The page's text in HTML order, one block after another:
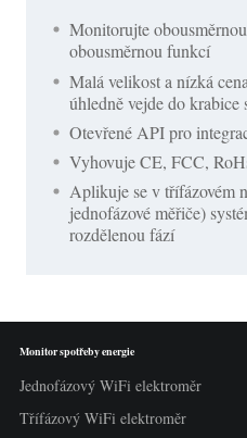
Monitorujte
obousměrnou funkcí
Malá velikost a nízká
úhledně vejde do krabice
Otevřené API pro
Vyhovuje CE, FCC,
Aplikuje se v třífázovém
jednofázové měřiče)
rozdělenou fází
Monitor spotřeby energie
Jednofázový WiFi elektroměr
Třífázový WiFi elektroměr